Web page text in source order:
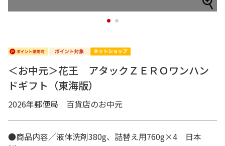
1 2
＜お中元＞花王 アタックＺＥＲＯワンハン
ドギフト（東海版）
2026年郵便局 百貨店のお中元
●商品内容／液体洗剤380g、詰替え用760g×4 日本